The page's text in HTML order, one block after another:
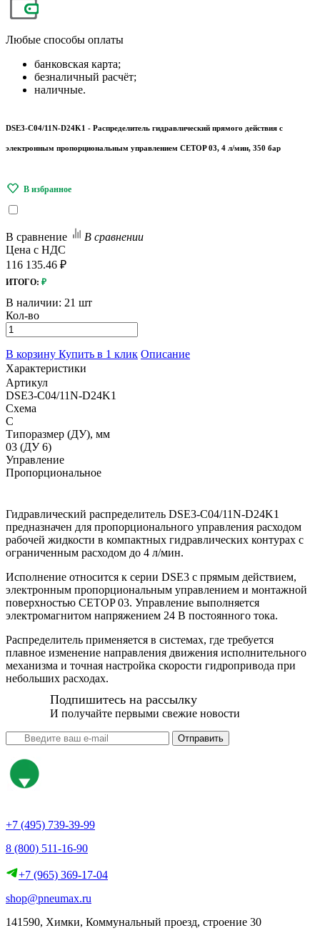
Любые способы оплаты
банковская карта;
безналичный расчёт;
наличные.
DSE3-C04/11N-D24K1 - Распределитель гидравлический прямого действия с
электронным пропорциональным управлением CETOP 03, 4 л/мин, 350 бар
В сравнение
В сравнении
Цена с НДС
116 135.46 ₽
ИТОГО: ₽
В наличии: 21 шт
Кол-во
В корзину Купить в 1 клик Описание
Характеристики
Артикул
DSE3-C04/11N-D24K1
Схема
C
Типоразмер (ДУ), мм
03 (ДУ 6)
Управление
Пропорциональное
Гидравлический распределитель DSE3-C04/11N-D24K1
предназначен для пропорционального управления расходом
рабочей жидкости в компактных гидравлических контурах с
ограниченным расходом до 4 л/мин.
Исполнение относится к серии DSE3 с прямым действием,
электронным пропорциональным управлением и монтажной
поверхностью CETOP 03. Управление выполняется
электромагнитом напряжением 24 В постоянного тока.
Распределитель применяется в системах, где требуется
плавное изменение направления движения исполнительного
механизма и точная настройка скорости гидропривода при
небольших расходах.
Подпишитесь на рассылку
И получайте первыми свежие новости
Отправить
+7 (495) 739-39-99
8 (800) 511-16-90
+7 (965) 369-17-04
shop@pneumax.ru
141590, Химки, Коммунальный проезд, строение 30